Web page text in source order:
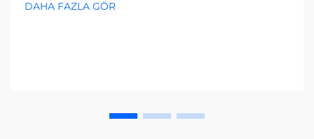
şimdi tam rehberi edinin.
DAHA FAZLA GÖR